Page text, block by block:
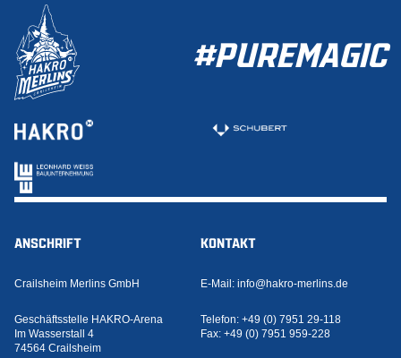
#PUREMAGIC
ANSCHRIFT
Crailsheim Merlins GmbH
Geschäftsstelle HAKRO-Arena
Im Wasserstall 4
74564 Crailsheim
KONTAKT
E-Mail: info@hakro-merlins.de
Telefon: +49 (0) 7951 29-118
Fax: +49 (0) 7951 959-228